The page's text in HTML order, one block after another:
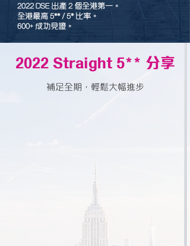
2022 DSE 出產 2 個全港第一。
全港最高 5** / 5* 比率。
600+ 成功見證。
2022 Straight 5** 分享
補足全期，輕鬆大幅進步